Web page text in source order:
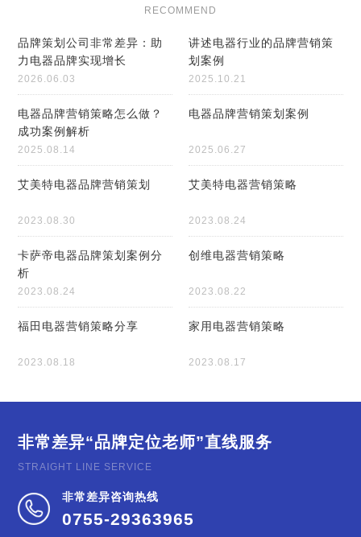
RECOMMEND
品牌策划公司非常差异：助
力电器品牌实现增长
2026.06.03
讲述电器行业的品牌营销策
划案例
2025.10.21
电器品牌营销策略怎么做？
成功案例解析
2025.08.14
电器品牌营销策划案例
2025.06.27
艾美特电器品牌营销策划
2023.08.30
艾美特电器营销策略
2023.08.24
卡萨帝电器品牌策划案例分
析
2023.08.24
创维电器营销策略
2023.08.22
福田电器营销策略分享
2023.08.18
家用电器营销策略
2023.08.17
非常差异“品牌定位老师”直线服务
STRAIGHT LINE SERVICE
非常差异咨询热线
0755-29363965